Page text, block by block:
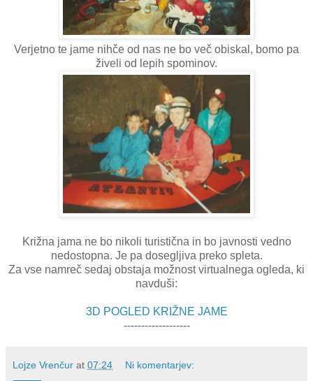
Verjetno te jame nihče od nas ne bo več obiskal, bomo pa
živeli od lepih spominov.
Križna jama ne bo nikoli turistična in bo javnosti vedno
nedostopna. Je pa dosegljiva preko spleta.
Za vse namreč sedaj obstaja možnost virtualnega ogleda, ki
navduši:
3D POGLED KRIŽNE JAME
-------------------
Lojze Vrenčur at 07:24 Ni komentarjev: